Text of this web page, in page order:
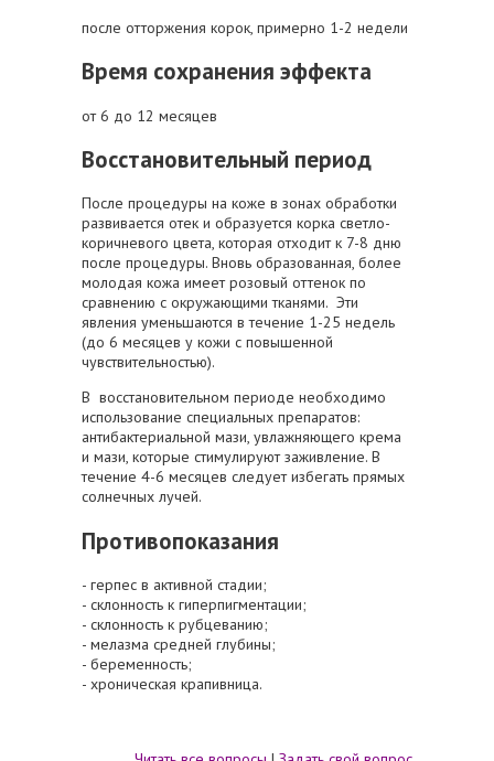
после отторжения корок, примерно 1-2 недели
Время сохранения эффекта
от 6 до 12 месяцев
Восстановительный период
После процедуры на коже в зонах обработки
развивается отек и образуется корка светло-
коричневого цвета, которая отходит к 7-8 дню
после процедуры. Вновь образованная, более
молодая кожа имеет розовый оттенок по
сравнению с окружающими тканями. Эти
явления уменьшаются в течение 1-25 недель
(до 6 месяцев у кожи с повышенной
чувствительностью).
В восстановительном периоде необходимо
использование специальных препаратов:
антибактериальной мази, увлажняющего крема
и мази, которые стимулируют заживление. В
течение 4-6 месяцев следует избегать прямых
солнечных лучей.
Противопоказания
- герпес в активной стадии;
- склонность к гиперпигментации;
- склонность к рубцеванию;
- мелазма средней глубины;
- беременность;
- хроническая крапивница.